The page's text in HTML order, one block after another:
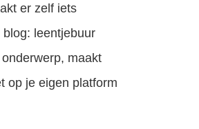
er zelf iets
leentjebuur
maakt
op je eigen platform